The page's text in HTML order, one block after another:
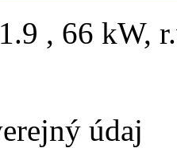
, 66 kW,
údaj